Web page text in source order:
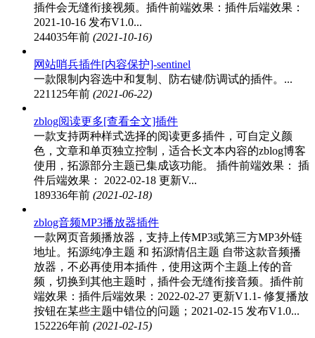
插件会无缝衔接视频。插件前端效果：插件后端效果：
2021-10-16 发布V1.0...
244035年前 (2021-10-16)
网站哨兵插件[内容保护]-sentinel
一款限制内容选中和复制、防右键/防调试的插件。...
221125年前 (2021-06-22)
zblog阅读更多[查看全文]插件
一款支持两种样式选择的阅读更多插件，可自定义颜
色，文章和单页独立控制，适合长文本内容的zblog博客
使用，拓源部分主题已集成该功能。 插件前端效果： 插
件后端效果： 2022-02-18 更新V...
189336年前 (2021-02-18)
zblog音频MP3播放器插件
一款网页音频播放器，支持上传MP3或第三方MP3外链
地址。拓源纯净主题 和 拓源情侣主题 自带这款音频播
放器，不必再使用本插件，使用这两个主题上传的音
频，切换到其他主题时，插件会无缝衔接音频。插件前
端效果：插件后端效果：2022-02-27 更新V1.1- 修复播放
按钮在某些主题中错位的问题；2021-02-15 发布V1.0...
152226年前 (2021-02-15)